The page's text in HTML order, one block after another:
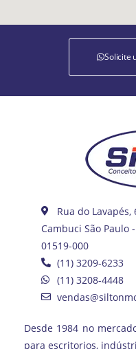
Solicite
Rua do Lavapés,
Cambuci São Paulo -
01519-000
(11) 3209-6233
(11) 3208-4448
Desde 1984 no
para escritorios,